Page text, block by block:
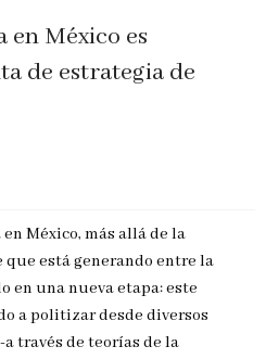
en México es
de estrategia de
México, más allá de la
está generando entre la
en una nueva etapa: este
a politizar desde diversos
través de teorías de la